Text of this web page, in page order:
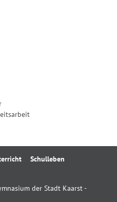
Schulleben
der Stadt Kaarst -